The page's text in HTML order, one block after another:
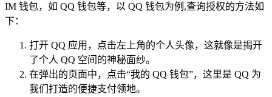
IM 钱包，如 QQ 钱包等，以 QQ 钱包为例,查询授权的方法如
下：
打开 QQ 应用，点击左上角的个人头像，这就像是揭开
了个人 QQ 空间的神秘面纱。
在弹出的页面中，点击“我的 QQ 钱包”，这里是 QQ 为
我们打造的便捷支付领地。